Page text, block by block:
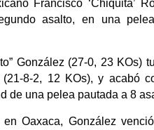
Francisco ‘Chiquita’
asalto, en una
González (27-0, 23 KOs)
(21-8-2, 12 KOs), y acabó
de una pelea pautada a 8
Oaxaca, González